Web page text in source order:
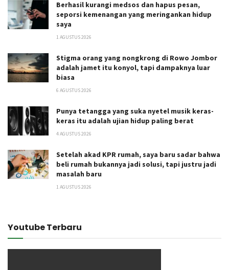
Berhasil kurangi medsos dan hapus pesan,
seporsi kemenangan yang meringankan hidup
saya
1 AGUSTUS 2026
Stigma orang yang nongkrong di Rowo Jombor
adalah jamet itu konyol, tapi dampaknya luar
biasa
6 AGUSTUS 2026
Punya tetangga yang suka nyetel musik keras-
keras itu adalah ujian hidup paling berat
4 AGUSTUS 2026
Setelah akad KPR rumah, saya baru sadar bahwa
beli rumah bukannya jadi solusi, tapi justru jadi
masalah baru
1 AGUSTUS 2026
Youtube Terbaru